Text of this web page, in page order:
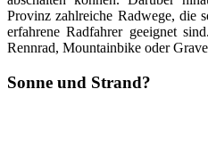
Provinz zahlreiche Radwege, die
erfahrene Radfahrer geeignet
Rennrad, Mountainbike oder
Sonne und Strand?